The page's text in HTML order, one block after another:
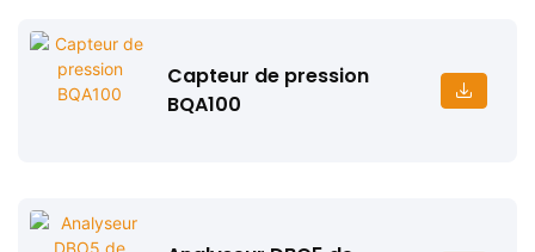
Capteur de pression
BQA100